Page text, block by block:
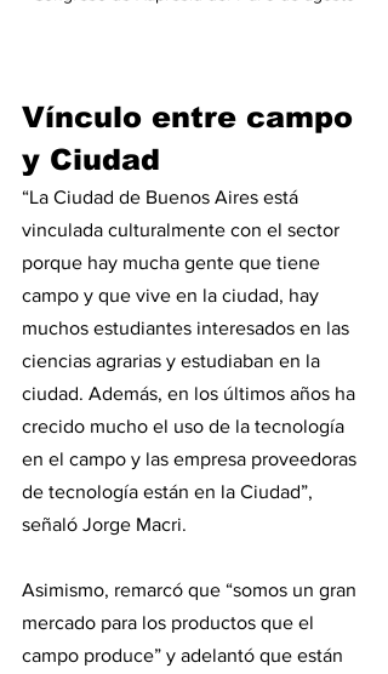
Vínculo entre campo
y Ciudad
“La Ciudad de Buenos Aires está
vinculada culturalmente con el sector
porque hay mucha gente que tiene
campo y que vive en la ciudad, hay
muchos estudiantes interesados en las
ciencias agrarias y estudiaban en la
ciudad. Además, en los últimos años ha
crecido mucho el uso de la tecnología
en el campo y las empresa proveedoras
de tecnología están en la Ciudad”,
señaló Jorge Macri.
Asimismo, remarcó que “somos un gran
mercado para los productos que el
campo produce” y adelantó que están